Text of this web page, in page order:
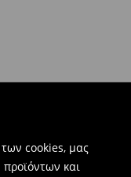
cookies, μας
και